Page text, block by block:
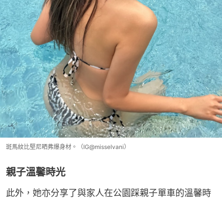
斑馬紋比堅尼晒弗爆身材。（IG@misselvani）
親子溫馨時光
此外，她亦分享了與家人在公園踩親子單車的溫馨時